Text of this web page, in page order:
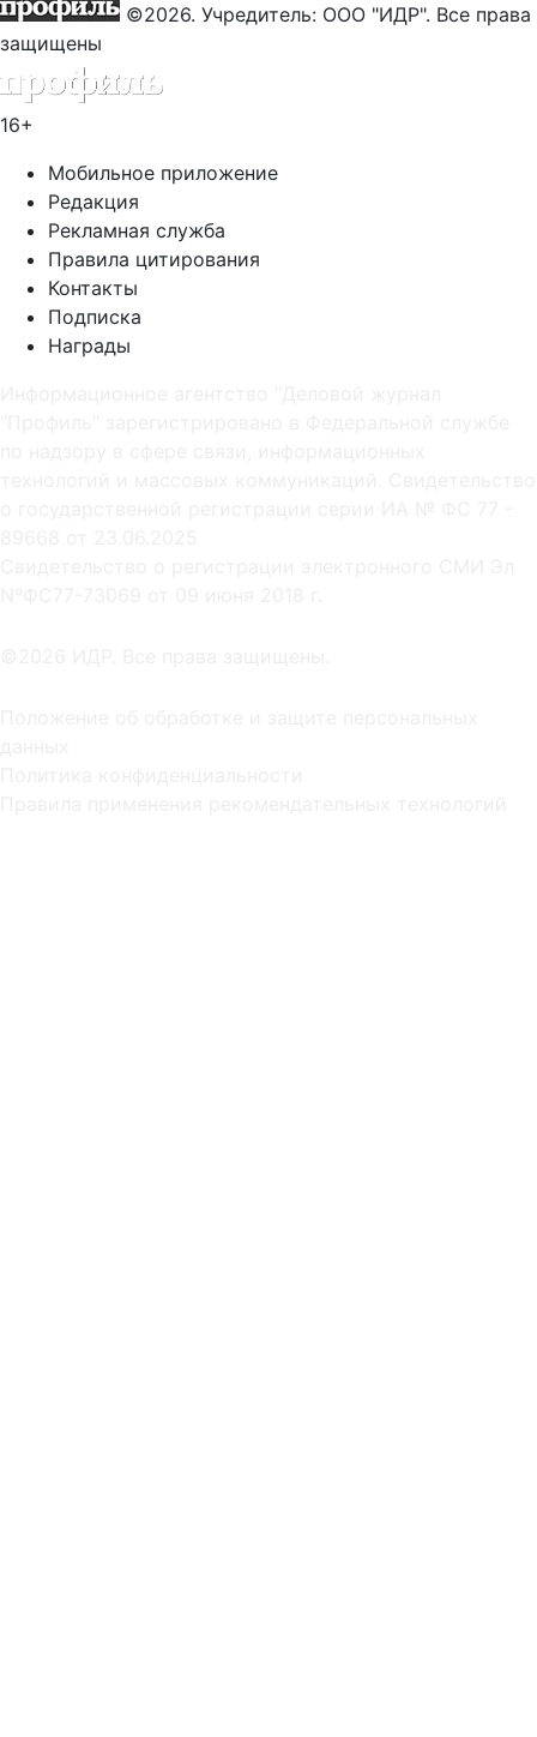
©2026. Учредитель: ООО "ИДР". Все права
защищены
16+
Мобильное приложение
Редакция
Рекламная служба
Правила цитирования
Контакты
Подписка
Награды